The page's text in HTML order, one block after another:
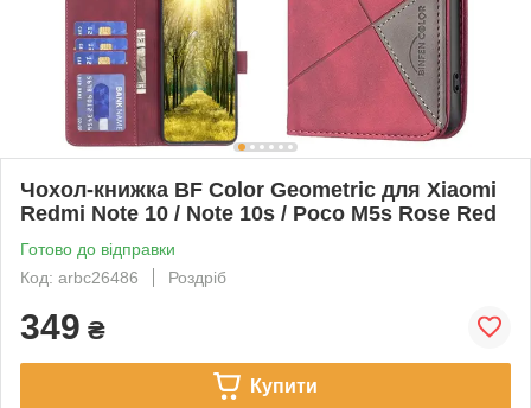
Чохол-книжка BF Color Geometric для Xiaomi
Redmi Note 10 / Note 10s / Poco M5s Rose Red
Готово до відправки
Код: arbc26486
Роздріб
349 ₴
Купити